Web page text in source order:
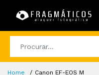
Home Canon EF-EOS M